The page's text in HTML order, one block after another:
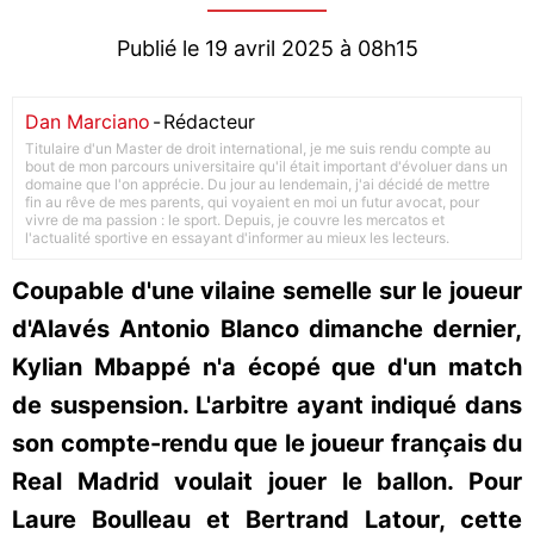
Publié le 19 avril 2025 à 08h15
Dan Marciano -Rédacteur
Titulaire d'un Master de droit international, je me suis rendu compte au
bout de mon parcours universitaire qu'il était important d'évoluer dans un
domaine que l'on apprécie. Du jour au lendemain, j'ai décidé de mettre
fin au rêve de mes parents, qui voyaient en moi un futur avocat, pour
vivre de ma passion : le sport. Depuis, je couvre les mercatos et
l'actualité sportive en essayant d'informer au mieux les lecteurs.
Coupable d'une vilaine semelle sur le joueur
d'Alavés Antonio Blanco dimanche dernier,
Kylian Mbappé n'a écopé que d'un match
de suspension. L'arbitre ayant indiqué dans
son compte-rendu que le joueur français du
Real Madrid voulait jouer le ballon. Pour
Laure Boulleau et Bertrand Latour, cette